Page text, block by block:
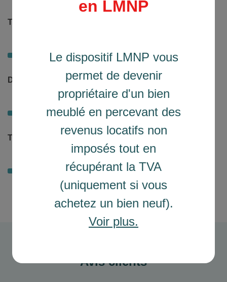
en LMNP
Le dispositif LMNP vous
permet de devenir
propriétaire d'un bien
meublé en percevant des
revenus locatifs non
imposés tout en
récupérant la TVA
(uniquement si vous
achetez un bien neuf).
Voir plus.
Taux d'intérêt (%)
Durée
20 ans
Taux d'assurance (%)
0.68 %
Avis clients